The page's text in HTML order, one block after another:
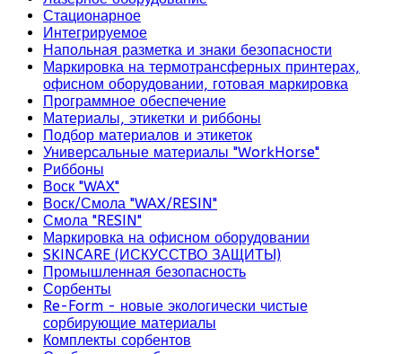
Стационарное
Интегрируемое
Напольная разметка и знаки безопасности
Маркировка на термотрансферных принтерах,
офисном оборудовании, готовая маркировка
Программное обеспечение
Материалы, этикетки и риббоны
Подбор материалов и этикеток
Универсальные материалы "WorkHorse"
Риббоны
Воск "WAX"
Воск/Смола "WAX/RESIN"
Смола "RESIN"
Маркировка на офисном оборудовании
SKINCARE (ИСКУССТВО ЗАЩИТЫ)
Промышленная безопасность
Сорбенты
Re-Form - новые экологически чистые
сорбирующие материалы
Комплекты сорбентов